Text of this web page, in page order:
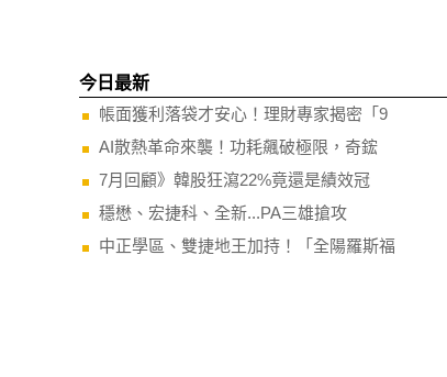
今日最新
帳面獲利落袋才安心！理財專家揭密「9
AI散熱革命來襲！功耗飆破極限，奇鋐
7月回顧》韓股狂瀉22%竟還是績效冠
穩懋、宏捷科、全新...PA三雄搶攻
中正學區、雙捷地王加持！「全陽羅斯福